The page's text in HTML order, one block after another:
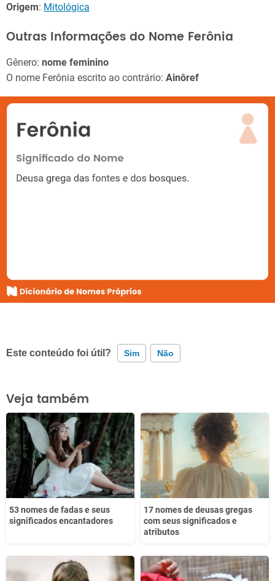
Origem: Mitológica
Outras Informações do Nome Ferônia
Gênero: nome feminino
O nome Ferônia escrito ao contrário: Ainôref
Este conteúdo foi útil? Sim Não
Este conteúdo contém informação incorreta
Este conteúdo não tem a informação que procuro
Outro
Veja também
53 nomes de fadas e seus
significados encantadores
17 nomes de deusas gregas
com seus significados e
atributos